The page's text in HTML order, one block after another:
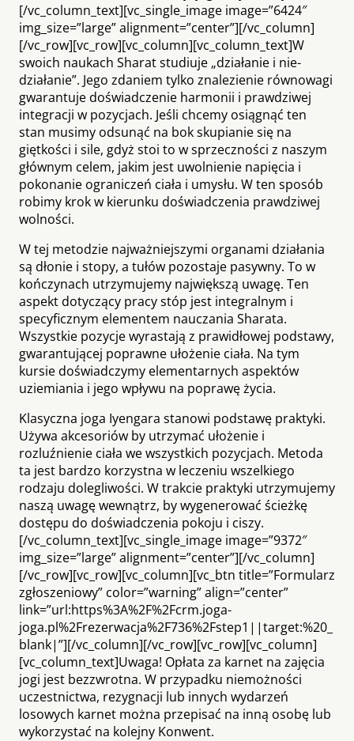
[/vc_column_text][vc_single_image image=”6424″
img_size=”large” alignment=”center”][/vc_column]
[/vc_row][vc_row][vc_column][vc_column_text]W
swoich naukach Sharat studiuje „działanie i nie-
działanie”. Jego zdaniem tylko znalezienie równowagi
gwarantuje doświadczenie harmonii i prawdziwej
integracji w pozycjach. Jeśli chcemy osiągnąć ten
stan musimy odsunąć na bok skupianie się na
giętkości i sile, gdyż stoi to w sprzeczności z naszym
głównym celem, jakim jest uwolnienie napięcia i
pokonanie ograniczeń ciała i umysłu. W ten sposób
robimy krok w kierunku doświadczenia prawdziwej
wolności.
W tej metodzie najważniejszymi organami działania
są dłonie i stopy, a tułów pozostaje pasywny. To w
kończynach utrzymujemy największą uwagę. Ten
aspekt dotyczący pracy stóp jest integralnym i
specyficznym elementem nauczania Sharata.
Wszystkie pozycje wyrastają z prawidłowej podstawy,
gwarantującej poprawne ułożenie ciała. Na tym
kursie doświadczymy elementarnych aspektów
uziemiania i jego wpływu na poprawę życia.
Klasyczna joga Iyengara stanowi podstawę praktyki.
Używa akcesoriów by utrzymać ułożenie i
rozluźnienie ciała we wszystkich pozycjach. Metoda
ta jest bardzo korzystna w leczeniu wszelkiego
rodzaju dolegliwości. W trakcie praktyki utrzymujemy
naszą uwagę wewnątrz, by wygenerować ścieżkę
dostępu do doświadczenia pokoju i ciszy.
[/vc_column_text][vc_single_image image=”9372″
img_size=”large” alignment=”center”][/vc_column]
[/vc_row][vc_row][vc_column][vc_btn title=”Formularz
zgłoszeniowy” color=”warning” align=”center”
link=”url:https%3A%2F%2Fcrm.joga-
joga.pl%2Frezerwacja%2F736%2Fstep1||target:%20_
blank|”][/vc_column][/vc_row][vc_row][vc_column]
[vc_column_text]Uwaga! Opłata za karnet na zajęcia
jogi jest bezzwrotna. W przypadku niemożności
uczestnictwa, rezygnacji lub innych wydarzeń
losowych karnet można przepisać na inną osobę lub
wykorzystać na kolejny Konwent.